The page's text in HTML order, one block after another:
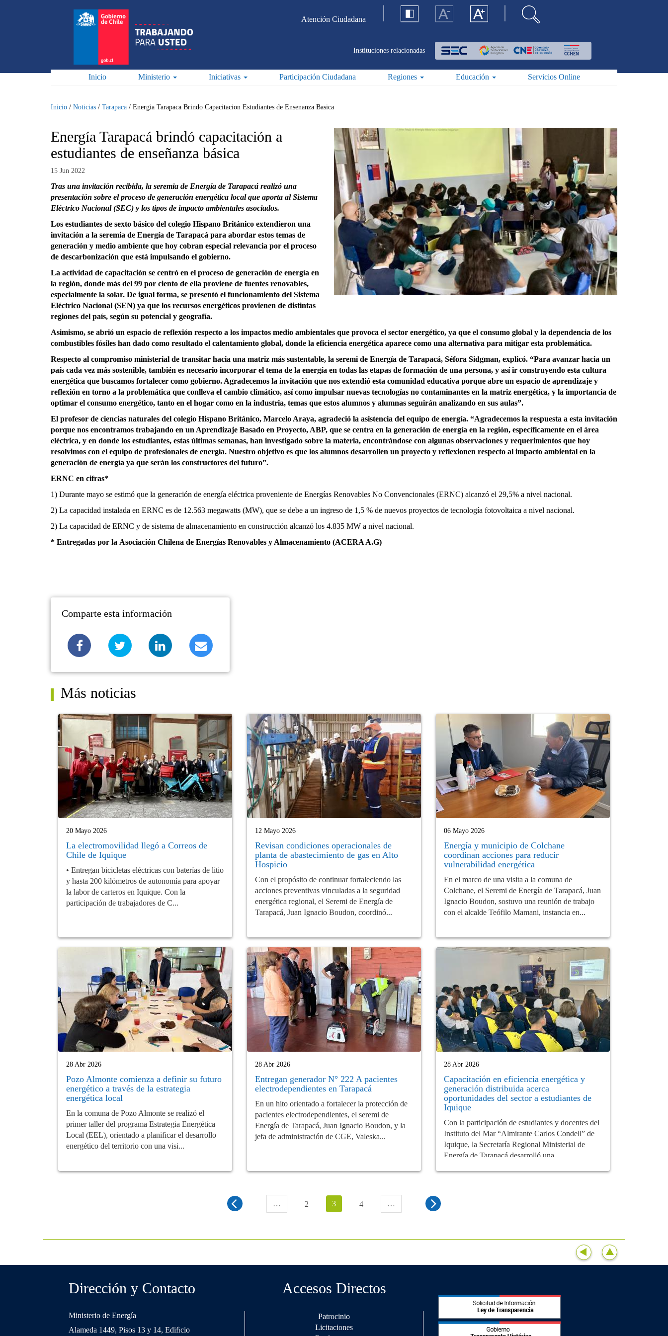
Atención Ciudadana
Instituciones relacionadas
Inicio Ministerio Iniciativas Participación Ciudadana Regiones Educación Servicios Online
Inicio / Noticias / Tarapaca / Energia Tarapaca Brindo Capacitacion Estudiantes de Ensenanza Basica
Energía Tarapacá brindó capacitación a
estudiantes de enseñanza básica
15 Jun 2022
Tras una invitación recibida, la seremia de Energía de Tarapacá realizó una
presentación sobre el proceso de generación energética local que aporta al Sistema
Eléctrico Nacional (SEC) y los tipos de impacto ambientales asociados.
Los estudiantes de sexto básico del colegio Hispano Británico extendieron una
invitación a la seremia de Energía de Tarapacá para abordar estos temas de
generación y medio ambiente que hoy cobran especial relevancia por el proceso
de descarbonización que está impulsando el gobierno.
La actividad de capacitación se centró en el proceso de generación de energía en
la región, donde más del 99 por ciento de ella proviene de fuentes renovables,
especialmente la solar. De igual forma, se presentó el funcionamiento del Sistema
Eléctrico Nacional (SEN) ya que los recursos energéticos provienen de distintas
regiones del país, según su potencial y geografía.
Asimismo, se abrió un espacio de reflexión respecto a los impactos medio ambientales que provoca el sector energético, ya que el consumo global y la dependencia de los
combustibles fósiles han dado como resultado el calentamiento global, donde la eficiencia energética aparece como una alternativa para mitigar esta problemática.
Respecto al compromiso ministerial de transitar hacia una matriz más sustentable, la seremi de Energía de Tarapacá, Séfora Sidgman, explicó. “Para avanzar hacia un
país cada vez más sostenible, también es necesario incorporar el tema de la energía en todas las etapas de formación de una persona, y así ir construyendo esta cultura
energética que buscamos fortalecer como gobierno. Agradecemos la invitación que nos extendió esta comunidad educativa porque abre un espacio de aprendizaje y
reflexión en torno a la problemática que conlleva el cambio climático, así como impulsar nuevas tecnologías no contaminantes en la matriz energética, y la importancia de
optimar el consumo energético, tanto en el hogar como en la industria, temas que estos alumnos y alumnas seguirán analizando en sus aulas”.
El profesor de ciencias naturales del colegio Hispano Británico, Marcelo Araya, agradeció la asistencia del equipo de energía. “Agradecemos la respuesta a esta invitación
porque nos encontramos trabajando en un Aprendizaje Basado en Proyecto, ABP, que se centra en la generación de energía en la región, específicamente en el área
eléctrica, y en donde los estudiantes, estas últimas semanas, han investigado sobre la materia, encontrándose con algunas observaciones y requerimientos que hoy
resolvimos con el equipo de profesionales de energía. Nuestro objetivo es que los alumnos desarrollen un proyecto y reflexionen respecto al impacto ambiental en la
generación de energía ya que serán los constructores del futuro”.
ERNC en cifras*
1) Durante mayo se estimó que la generación de energía eléctrica proveniente de Energías Renovables No Convencionales (ERNC) alcanzó el 29,5% a nivel nacional.
2) La capacidad instalada en ERNC es de 12.563 megawatts (MW), que se debe a un ingreso de 1,5 % de nuevos proyectos de tecnología fotovoltaica a nivel nacional.
2) La capacidad de ERNC y de sistema de almacenamiento en construcción alcanzó los 4.835 MW a nivel nacional.
* Entregadas por la Asociación Chilena de Energías Renovables y Almacenamiento (ACERA A.G)
Comparte esta información
Más noticias
20 Mayo 2026
La electromovilidad llegó a Correos de
Chile de Iquique
• Entregan bicicletas eléctricas con baterías de litio
y hasta 200 kilómetros de autonomía para apoyar
la labor de carteros en Iquique. Con la
participación de trabajadores de C...
12 Mayo 2026
Revisan condiciones operacionales de
planta de abastecimiento de gas en Alto
Hospicio
Con el propósito de continuar fortaleciendo las
acciones preventivas vinculadas a la seguridad
energética regional, el Seremi de Energía de
Tarapacá, Juan Ignacio Boudon, coordinó...
06 Mayo 2026
Energía y municipio de Colchane
coordinan acciones para reducir
vulnerabilidad energética
En el marco de una visita a la comuna de
Colchane, el Seremi de Energía de Tarapacá, Juan
Ignacio Boudon, sostuvo una reunión de trabajo
con el alcalde Teófilo Mamani, instancia en...
28 Abr 2026
Pozo Almonte comienza a definir su futuro
energético a través de la estrategia
energética local
En la comuna de Pozo Almonte se realizó el
primer taller del programa Estrategia Energética
Local (EEL), orientado a planificar el desarrollo
energético del territorio con una visi...
28 Abr 2026
Entregan generador N° 222 A pacientes
electrodependientes en Tarapacá
En un hito orientado a fortalecer la protección de
pacientes electrodependientes, el seremi de
Energía de Tarapacá, Juan Ignacio Boudon, y la
jefa de administración de CGE, Valeska...
28 Abr 2026
Capacitación en eficiencia energética y
generación distribuida acerca
oportunidades del sector a estudiantes de
Iquique
Con la participación de estudiantes y docentes del
Instituto del Mar “Almirante Carlos Condell” de
Iquique, la Secretaría Regional Ministerial de
Energía de Tarapacá desarrolló una...
… 2 3 4 …
Dirección y Contacto
Ministerio de Energía
Alameda 1449, Pisos 13 y 14, Ediﬁcio
Accesos Directos
Patrocinio
Licitaciones